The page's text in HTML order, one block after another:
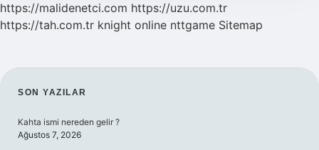
https://malidenetci.com https://uzu.com.tr
https://tah.com.tr knight online nttgame Sitemap
SIDEBAR
SON YAZILAR
Kahta ismi nereden gelir ?
Ağustos 7, 2026